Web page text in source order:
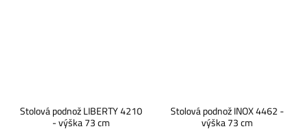
Stolová podnož LIBERTY 4210
- výška 73 cm
Stolová podnož INOX 4462 -
výška 73 cm